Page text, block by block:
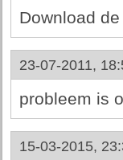
Download
23-07-2011,
probleem is
15-03-2015,